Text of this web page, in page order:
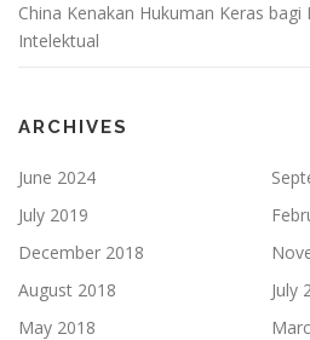
China Kenakan Hukuman Keras bagi
Intelektual
ARCHIVES
June 2024
July 2019
December 2018
August 2018
July
May 2018